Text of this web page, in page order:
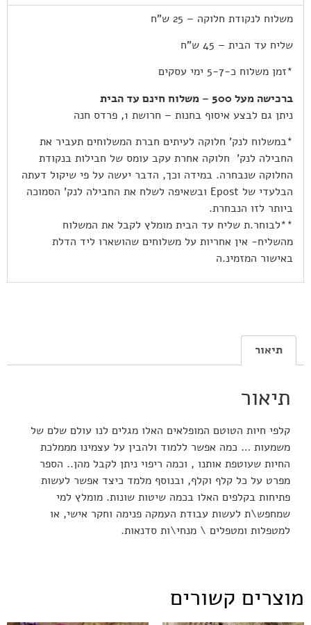
משלוח לנקודת חלוקה – 25 ש”ח
שליח עד הבית – 45 ש”ח
*זמן משלוח כ-5-7 ימי עסקים
ברכישה מעל 500 – משלוח חינם עד הבית
ניתן גם לבצע איסוף בחנות – חרושת 1, פרדס חנה
*במשלוח לנק’ חלוקה לעיתים חברת המשלוחים תעביר את
החבילה לנק’ חלוקה אחרת עקב עומס של חבילות בנקודת
החלוקה שנבחרה. במידה וכך, הדבר יעשה על פי שיקול דעתה
הבלעדי של Epost ובשאיפה לשלח את החבילה לנק’ הסמוכה
ביותר לזו הנבחרת.
**לבוחר.ת שליח עד הבית מומלץ לקבל את המשלוח
מהשליח- אין אחריות על משלוחים שהושארו ליד הדלת
באישור המזמינ.ה
תיאור
תיאור
קלפי חיות הטוטם המופלאים האלו מגלים לנו עולם שלם של
משמעות … כמה אפשר ללמוד ולהבין על עצמינו מממלכת
החיות שעוטפת אותנו , וכמה ריפוי ניתן לקבל מהן.. הספר
מפרט על כל קלף וקלף, ובנוסף מלמד כיצד אפשר לעשות
פתיחות בקלפים האלו בכמה שיטות שונות. מומלץ למי
שמחפש\ת לעשות עבודת העמקה פנימה וחקר אישי, או
למטפלות ומטפלים \ מנחי\ות סדנאות.
מוצרים קשורים